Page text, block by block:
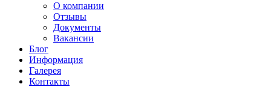
О компании
Отзывы
Документы
Вакансии
Блог
Информация
Галерея
Контакты